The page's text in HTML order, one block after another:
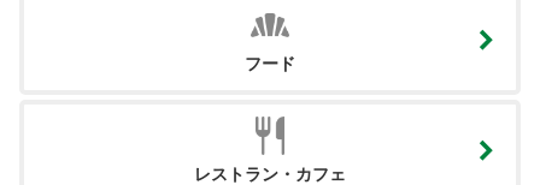
フード
レストラン・カフェ